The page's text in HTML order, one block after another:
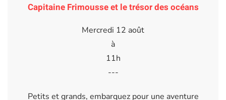
Capitaine Frimousse et le trésor des océans
Mercredi 12 août
à
11h
---
Petits et grands, embarquez pour une aventure